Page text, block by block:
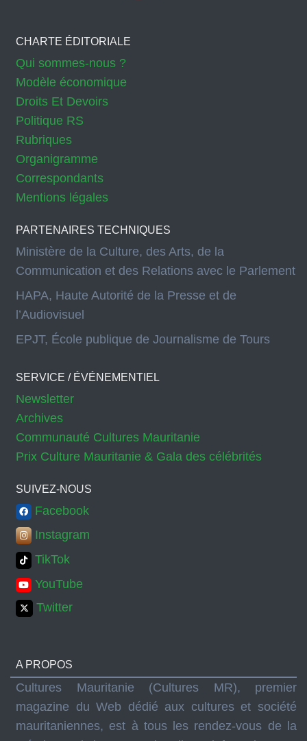
CHARTE ÉDITORIALE
Qui sommes-nous ?
Modèle économique
Droits Et Devoirs
Politique RS
Rubriques
Organigramme
Correspondants
Mentions légales
PARTENAIRES TECHNIQUES
Ministère de la Culture, des Arts, de la
Communication et des Relations avec le Parlement
HAPA, Haute Autorité de la Presse et de
l’Audiovisuel
EPJT, École publique de Journalisme de Tours
SERVICE / ÉVÉNEMENTIEL
Newsletter
Archives
Communauté Cultures Mauritanie
Prix Culture Mauritanie & Gala des célébrités
SUIVEZ-NOUS
Facebook
Instagram
TikTok
YouTube
Twitter
A PROPOS
Cultures Mauritanie (Cultures MR), premier
magazine du Web dédié aux cultures et société
mauritaniennes, est à tous les rendez-vous de la